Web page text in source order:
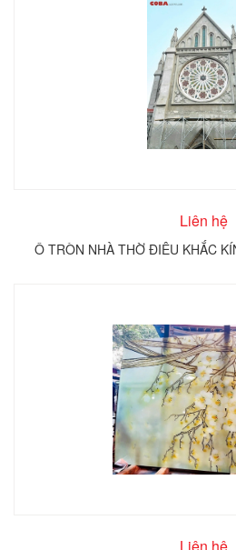
Liên hệ
Ô TRÒN NHÀ THỜ ĐIÊU KHẮC